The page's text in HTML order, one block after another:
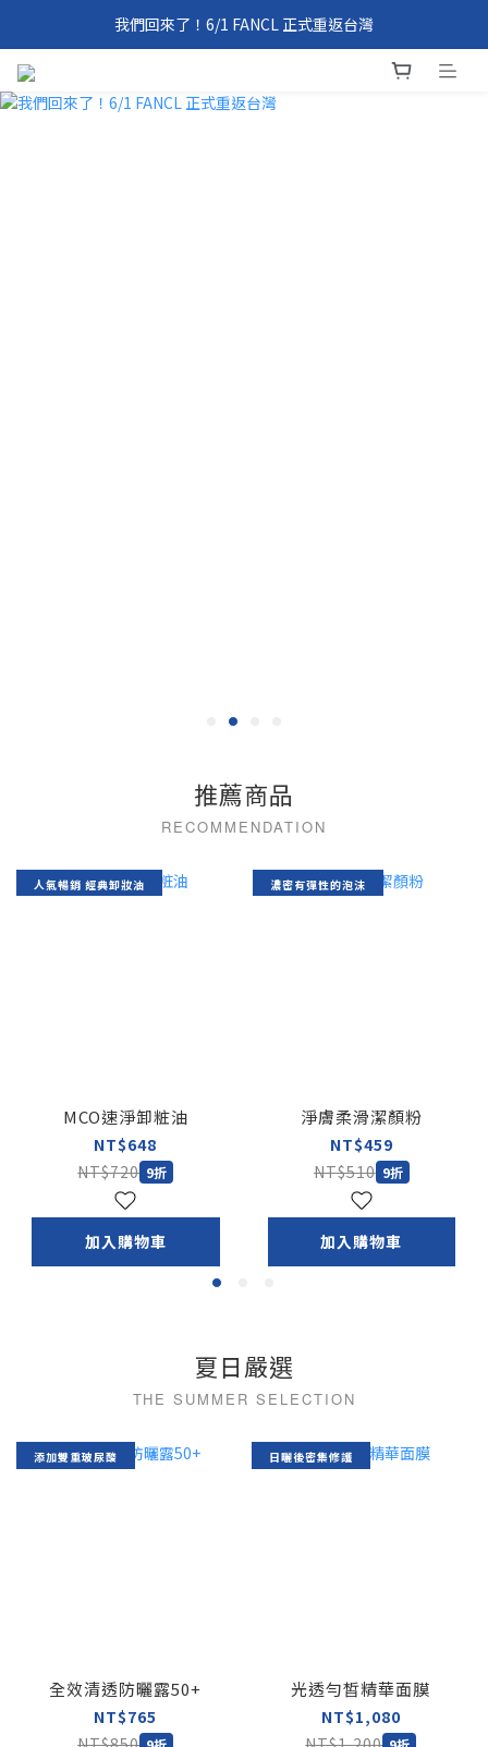
我們回來了！6/1 FANCL 正式重返台灣
我們回來了！6/1 FANCL 正式重返台灣
推薦商品
人氣暢銷 經典卸妝油
MCO速淨卸粧油
NT$648
NT$720 9折
加入購物車
濃密有彈性的泡沫
淨膚柔滑潔顏粉
NT$459
NT$510 9折
加入購物車
夏日嚴選
添加雙重玻尿酸
全效清透防曬露50+
NT$765
日曬後密集修護
光透勻皙精華面膜
NT$1,080